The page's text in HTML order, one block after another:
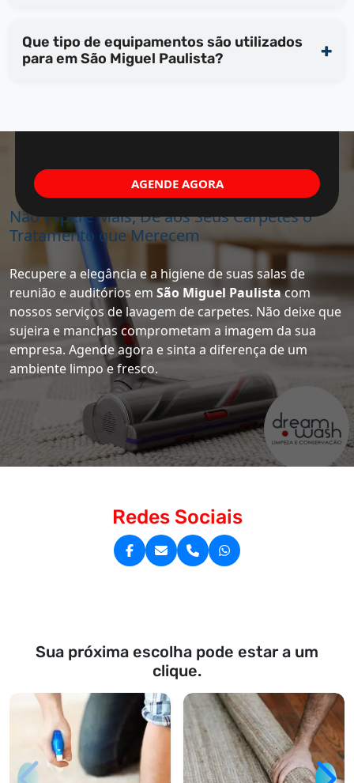
Que tipo de equipamentos são utilizados
para em São Miguel Paulista?
Não Espere Mais, Dê aos Seus Carpetes o
Tratamento que Merecem
Recupere a elegância e a higiene de suas salas de
reunião e auditórios em São Miguel Paulistacom
nossos serviços de lavagem de carpetes. Não deixe que
sujeira e manchas comprometam a imagem da sua
empresa. Agende agora e sinta a diferença de um
ambiente limpo e fresco.
AGENDE AGORA
Redes Sociais
Sua próxima escolha pode estar a um
clique.